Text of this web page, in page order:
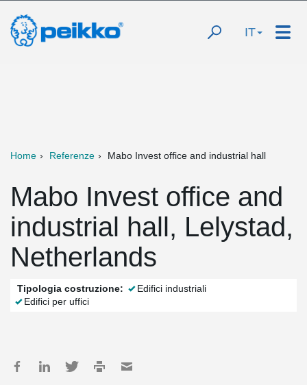
IT
Home Referenze Mabo Invest office and industrial hall
Mabo Invest office and
industrial hall, Lelystad,
Netherlands
Tipologia costruzione:
Edifici industriali
Edifici per uffici